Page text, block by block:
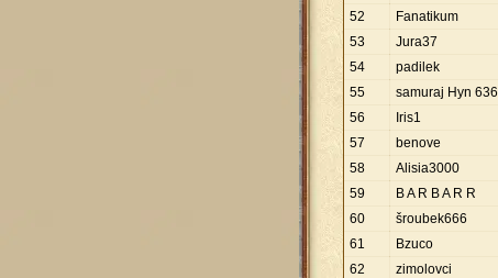
52
Fanatikum
53
Jura37
54
padilek
55
samuraj Hyn 636
56
Iris1
57
benove
58
Alisia3000
59
B A R B A R R
60
šroubek666
61
Bzuco
62
zimolovci